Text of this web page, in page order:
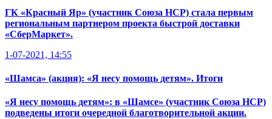
ГК «Красный Яр» (участник Союза НСР) стала первым
региональным партнером проекта быстрой доставки
«СберМаркет».
1-07-2021, 14:55
«Шамса» (акция): «Я несу помощь детям». Итоги
«Я несу помощь детям»: в «Шамсе» (участник Союза НСР)
подведены итоги очередной благотворительной акции.